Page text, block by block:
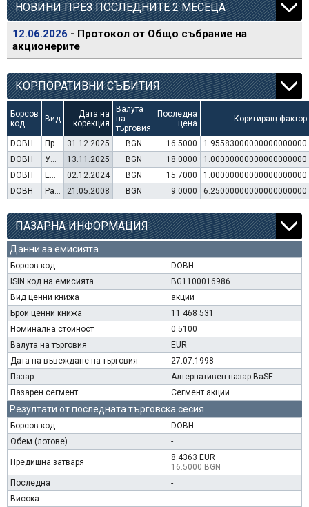
НОВИНИ ПРЕЗ ПОСЛЕДНИТЕ 2 МЕСЕЦА
12.06.2026 - Протокол от Общо събрание на
акционерите
КОРПОРАТИВНИ СЪБИТИЯ
Борсов
код
Вид
Дата на
корекция
Валута
на
търговия
Последна
цена
Коригиращ фактор
DOBH Преминаване към търговия в Евро 31.12.2025 BGN 16.5000
1.95583000000000000000
DOBH
Увеличение на капитал (упражняване на варанти) 13.11.2025 BGN 18.0000
1.00000000000000000000
DOBH
Емисия варанти 02.12.2024 BGN 15.7000
1.00000000000000000000
DOBH
Раздаване на дивидент 21.05.2008 BGN 9.0000 6.25000000000000000000
ПАЗАРНА ИНФОРМАЦИЯ
Данни за емисията
Борсов код
DOBH
ISIN код на емисията
BG1100016986
Вид ценни книжа
акции
Брой ценни книжа
11 468 531
Номинална стойност
0.5100
Валута на търговия
EUR
Дата на въвеждане на търговия
27.07.1998
Пазар
Алтернативен пазар BaSE
Пазарен сегмент
Сегмент акции
Резултати от последната търговска сесия
Борсов код
DOBH
Обем (лотове)
-
Предишна затваря
8.4363 EUR
16.5000 BGN
Последна
-
Висока
-